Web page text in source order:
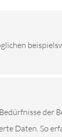
der
Daten. So